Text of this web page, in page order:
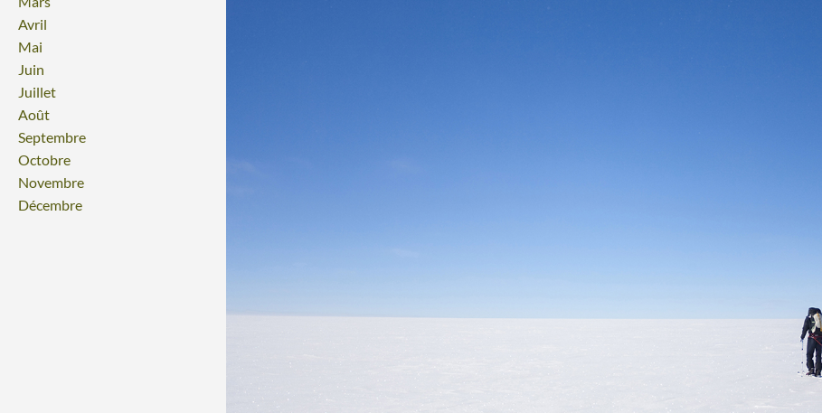
Avril
Mai
Juin
Juillet
Août
Septembre
Octobre
Novembre
Décembre